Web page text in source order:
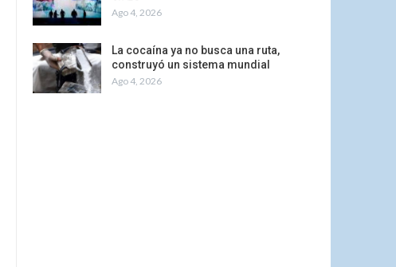
Ago 4, 2026
La cocaína ya no busca una ruta,
construyó un sistema mundial
Ago 4, 2026